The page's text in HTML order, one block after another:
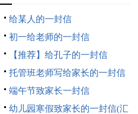
给某人的一封信
初一给老师的一封信
【推荐】给孔子的一封信
托管班老师写给家长的一封信
（精选7篇）
端午节致家长一封信
幼儿园寒假致家长的一封信(汇